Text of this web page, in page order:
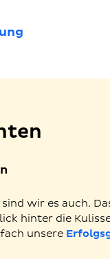
wir es auch.
hinter die
unsere